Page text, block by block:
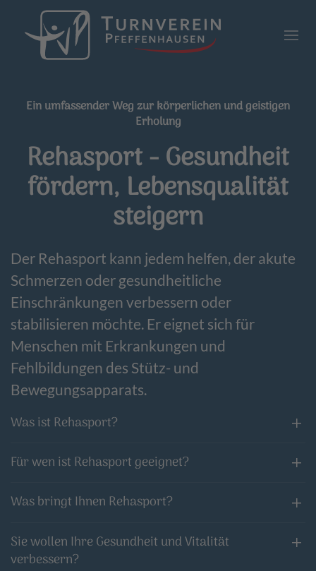
Zum Hauptinhalt springen
Ein umfassender Weg zur körperlichen und geistigen
Erholung
Rehasport - Gesundheit
fördern, Lebensqualität
steigern
Der Rehasport kann jedem helfen, der akute
Schmerzen oder gesundheitliche
Einschränkungen verbessern oder
stabilisieren möchte. Er eignet sich für
Menschen mit Erkrankungen und
Fehlbildungen des Stütz- und
Bewegungsapparats.
Was ist Rehasport?
Für wen ist Rehasport geeignet?
Was bringt Ihnen Rehasport?
Sie wollen Ihre Gesundheit und Vitalität
verbessern?